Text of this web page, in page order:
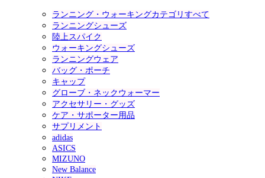
ランニング・ウォーキングカテゴリすべて
ランニングシューズ
陸上スパイク
ウォーキングシューズ
ランニングウェア
バッグ・ポーチ
キャップ
グローブ・ネックウォーマー
アクセサリー・グッズ
ケア・サポーター用品
サプリメント
adidas
ASICS
MIZUNO
New Balance